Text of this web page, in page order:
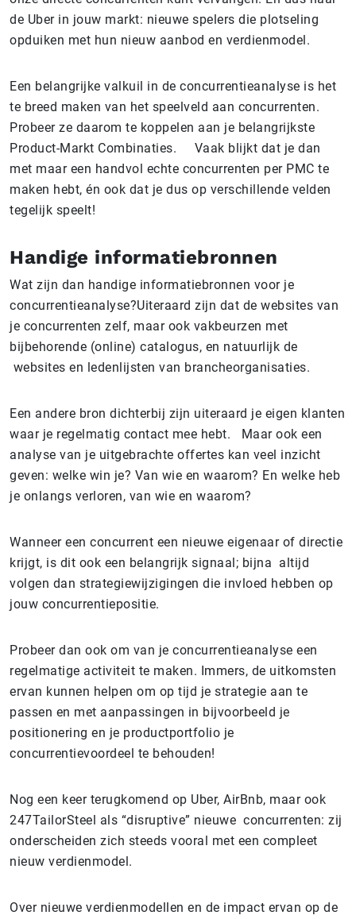
de Uber in jouw markt: nieuwe spelers die plotseling
opduiken met hun nieuw aanbod en verdienmodel.
Een belangrijke valkuil in de concurrentieanalyse is het
te breed maken van het speelveld aan concurrenten.
Probeer ze daarom te koppelen aan je belangrijkste
Product-Markt Combinaties. Vaak blijkt dat je dan
met maar een handvol echte concurrenten per PMC te
maken hebt, én ook dat je dus op verschillende velden
tegelijk speelt!
Handige informatiebronnen
Wat zijn dan handige informatiebronnen voor je
concurrentieanalyse?Uiteraard zijn dat de websites van
je concurrenten zelf, maar ook vakbeurzen met
bijbehorende (online) catalogus, en natuurlijk de
websites en ledenlijsten van brancheorganisaties.
Een andere bron dichterbij zijn uiteraard je eigen klanten
waar je regelmatig contact mee hebt. Maar ook een
analyse van je uitgebrachte offertes kan veel inzicht
geven: welke win je? Van wie en waarom? En welke heb
je onlangs verloren, van wie en waarom?
Wanneer een concurrent een nieuwe eigenaar of directie
krijgt, is dit ook een belangrijk signaal; bijna altijd
volgen dan strategiewijzigingen die invloed hebben op
jouw concurrentiepositie.
Probeer dan ook om van je concurrentieanalyse een
regelmatige activiteit te maken. Immers, de uitkomsten
ervan kunnen helpen om op tijd je strategie aan te
passen en met aanpassingen in bijvoorbeeld je
positionering en je productportfolio je
concurrentievoordeel te behouden!
Nog een keer terugkomend op Uber, AirBnb, maar ook
247TailorSteel als “disruptive” nieuwe concurrenten: zij
onderscheiden zich steeds vooral met een compleet
nieuw verdienmodel.
Over nieuwe verdienmodellen en de impact ervan op de